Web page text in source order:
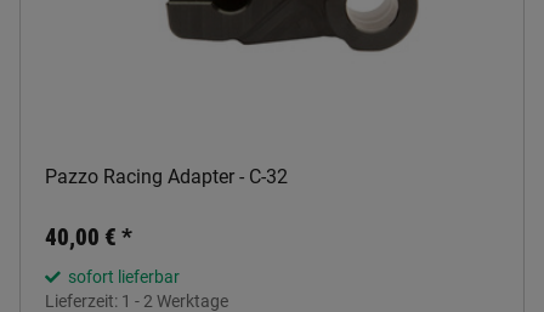
Pazzo Racing Adapter - C-32
40,00 € *
sofort lieferbar
Lieferzeit: 1 - 2 Werktage